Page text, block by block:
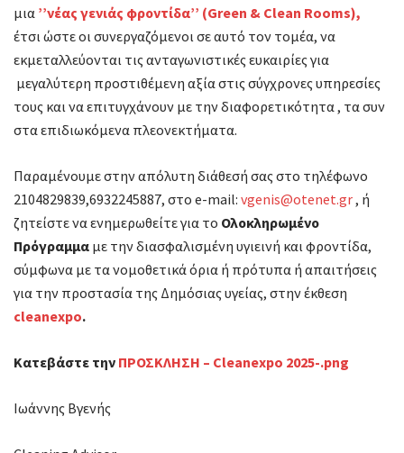
μια ’’νέας γενιάς φροντίδα’’ (Green & Clean Rooms),
έτσι ώστε οι συνεργαζόμενοι σε αυτό τον τομέα, να
εκμεταλλεύονται τις ανταγωνιστικές ευκαιρίες για
μεγαλύτερη προστιθέμενη αξία στις σύγχρονες υπηρεσίες
τους και να επιτυγχάνουν με την διαφορετικότητα , τα συν
στα επιδιωκόμενα πλεονεκτήματα.
Παραμένουμε στην απόλυτη διάθεσή σας στο τηλέφωνο
2104829839,6932245887, στο e-mail: vgenis@otenet.gr, ή
ζητείστε να ενημερωθείτε για το Ολοκληρωμένο
Πρόγραμμα με την διασφαλισμένη υγιεινή και φροντίδα,
σύμφωνα με τα νομοθετικά όρια ή πρότυπα ή απαιτήσεις
για την προστασία της Δημόσιας υγείας, στην έκθεση
cleanexpo.
Κατεβάστε την ΠΡΟΣΚΛΗΣΗ – Cleanexpo 2025-.png
Ιωάννης Βγενής